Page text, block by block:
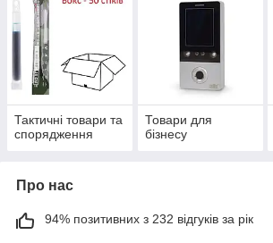
Тактичні товари та
спорядження
Товари для
бізнесу
Про нас
94% позитивних з 232 відгуків за рік